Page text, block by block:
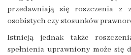
przedawniają się roszczenia z
osobistych czy stosunków
Istnieją jednak także
spełnienia uprawniony może się